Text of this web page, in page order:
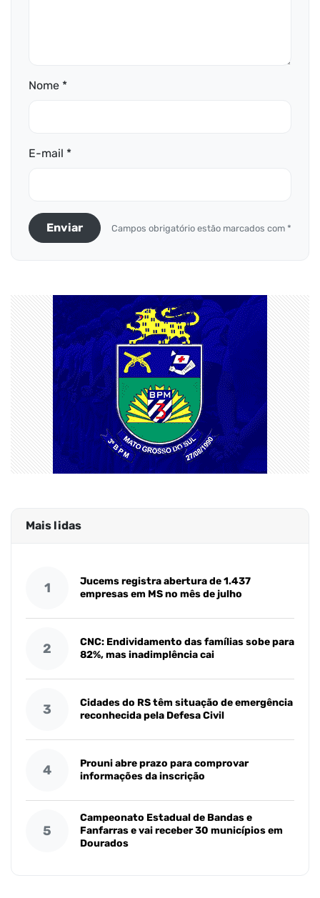
Nome *
E-mail *
Enviar Campos obrigatório estão marcados com *
Mais lidas
1
Jucems registra abertura de 1.437
empresas em MS no mês de julho
2
CNC: Endividamento das famílias sobe para
82%, mas inadimplência cai
3
Cidades do RS têm situação de emergência
reconhecida pela Defesa Civil
4
Prouni abre prazo para comprovar
informações da inscrição
5
Campeonato Estadual de Bandas e
Fanfarras e vai receber 30 municípios em
Dourados